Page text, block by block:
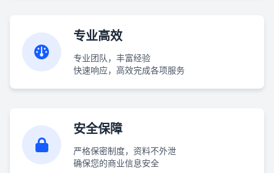
专业高效
专业团队，丰富经验
快速响应，高效完成各项服务
安全保障
严格保密制度，资料不外泄
确保您的商业信息安全